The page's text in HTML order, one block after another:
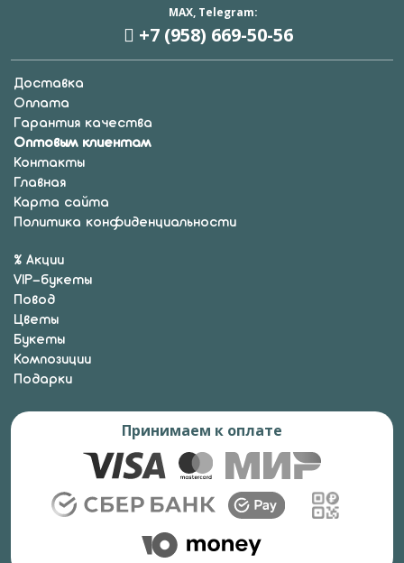
MAX, Telegram:
+7 (958) 669-50-56
Доставка
Оплата
Гарантия качества
Оптовым клиентам
Контакты
Главная
Карта сайта
Политика конфиденциальности
% Акции
VIP-букеты
Повод
Цветы
Букеты
Композиции
Подарки
Принимаем к оплате